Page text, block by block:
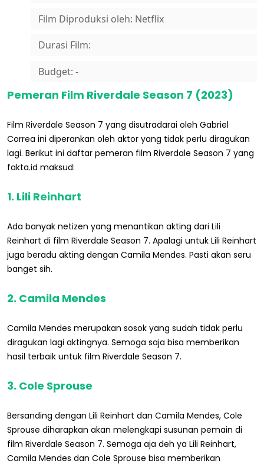
Film Diproduksi oleh: Netflix
Durasi Film:
Budget: -
Pemeran Film Riverdale Season 7 (2023)
Film Riverdale Season 7 yang disutradarai oleh Gabriel
Correa ini diperankan oleh aktor yang tidak perlu diragukan
lagi. Berikut ini daftar pemeran film Riverdale Season 7 yang
fakta.id maksud:
1. Lili Reinhart
Ada banyak netizen yang menantikan akting dari Lili
Reinhart di film Riverdale Season 7. Apalagi untuk Lili Reinhart
juga beradu akting dengan Camila Mendes. Pasti akan seru
banget sih.
2. Camila Mendes
Camila Mendes merupakan sosok yang sudah tidak perlu
diragukan lagi aktingnya. Semoga saja bisa memberikan
hasil terbaik untuk film Riverdale Season 7.
3. Cole Sprouse
Bersanding dengan Lili Reinhart dan Camila Mendes, Cole
Sprouse diharapkan akan melengkapi susunan pemain di
film Riverdale Season 7. Semoga aja deh ya Lili Reinhart,
Camila Mendes dan Cole Sprouse bisa memberikan